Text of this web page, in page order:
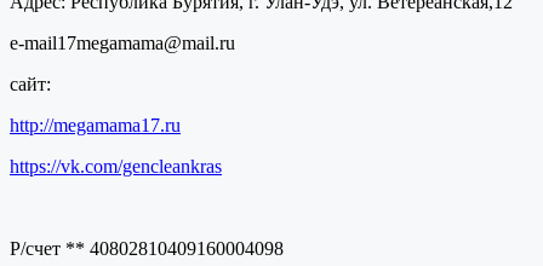
e-mail17megamama@mail.ru
сайт:
http://megamama17.ru
https://vk.com/gencleankras
Р/счет ** 40802810409160004098